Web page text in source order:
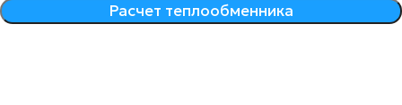
Расчет теплообменника